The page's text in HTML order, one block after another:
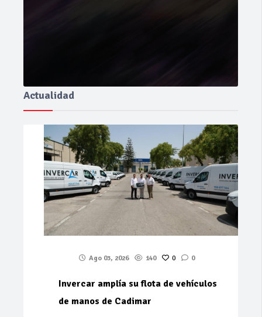
Actualidad
Ago 03, 2026 140 0 0
Invercar amplía su flota de vehículos
de manos de Cadimar